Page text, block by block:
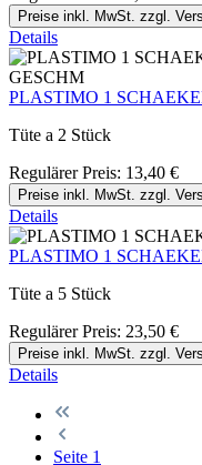
Preise inkl. MwSt. zzgl.
Details
PLASTIMO 1
Tüte a 2 Stück
Regulärer Preis: 13,40 €
Preise inkl. MwSt. zzgl.
Details
PLASTIMO 1
Tüte a 5 Stück
Regulärer Preis: 23,50 €
Preise inkl. MwSt. zzgl.
Details
Seite 1